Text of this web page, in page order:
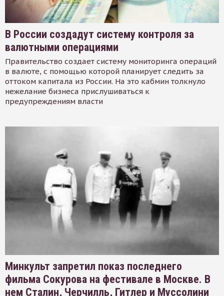
В России создадут систему контроля за
валютными операциями
Правительство создает систему мониторинга операций
в валюте, с помощью которой планирует следить за
оттоком капитала из России. На это кабмин толкнуло
нежелание бизнеса прислушиваться к
предупреждениям власти
Минкульт запретил показ последнего
фильма Сокурова на фестивале в Москве. В
нем Сталин, Черчилль, Гитлер и Муссолини